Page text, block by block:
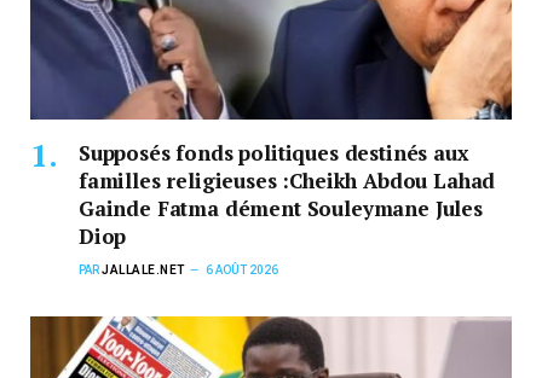
Supposés fonds politiques destinés aux
familles religieuses :Cheikh Abdou Lahad
Gainde Fatma dément Souleymane Jules
Diop
PARJALLALE.NET 6 AOÛT 2026